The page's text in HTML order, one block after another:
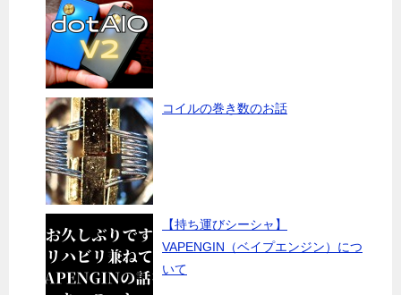
コイルの巻き数のお話
【持ち運びシーシャ】
VAPENGIN（ベイプエンジン）につ
いて